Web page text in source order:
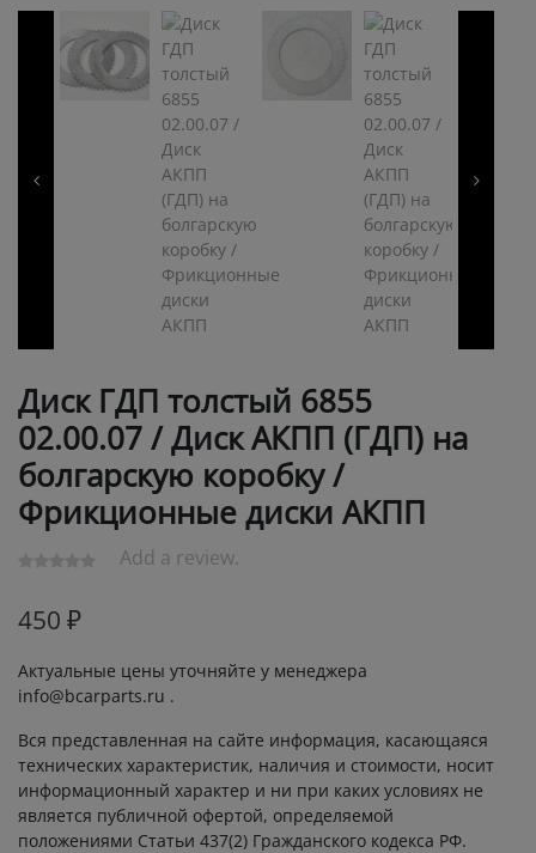
Диск ГДП толстый 6855
02.00.07 / Диск АКПП (ГДП) на
болгарскую коробку /
Фрикционные диски АКПП
Add a review.
450 ₽
Актуальные цены уточняйте у менеджера
info@bcarparts.ru .
Вся представленная на сайте информация, касающаяся
технических характеристик, наличия и стоимости, носит
информационный характер и ни при каких условиях не
является публичной офертой, определяемой
положениями Статьи 437(2) Гражданского кодекса РФ.